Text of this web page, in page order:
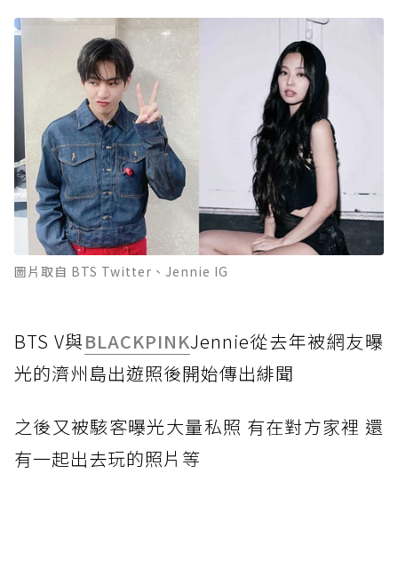
圖片取自 BTS Twitter、Jennie IG
BTS V與BLACKPINKJennie從去年被網友曝
光的濟州島出遊照後開始傳出緋聞
之後又被駭客曝光大量私照 有在對方家裡 還
有一起出去玩的照片等